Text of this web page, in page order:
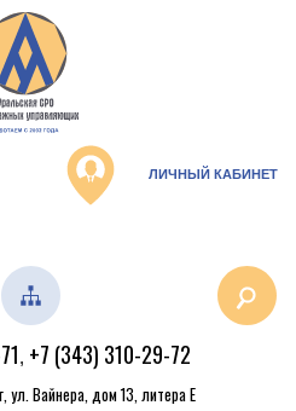
ЛИЧНЫЙ КАБИНЕТ
, +7 (343) 310-29-72
ул. Вайнера, дом 13, литера Е